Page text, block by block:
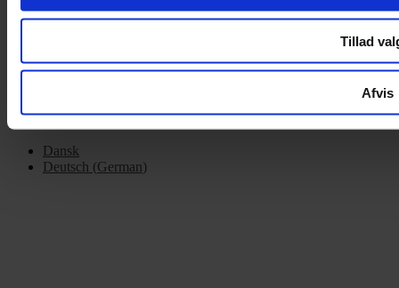
Tillad
Afvis
Mandag – Fredag 10:00 – 17:30
Copyright © 2022.Design & hosting by Webhuset Ballum ApS
Dansk
Deutsch (German)